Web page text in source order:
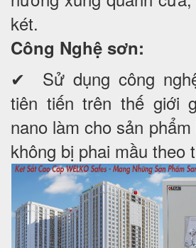
két.
Công Nghệ sơn:
✔ Sử dụng công
tiên tiến trên thế giới
nano làm cho sản
không bị phai mầu theo